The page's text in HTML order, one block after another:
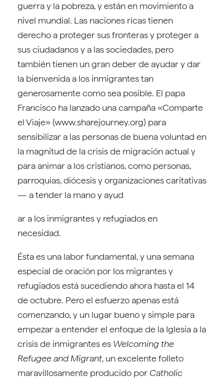
guerra y la pobreza, y están en movimiento a
nivel mundial. Las naciones ricas tienen
derecho a proteger sus fronteras y proteger a
sus ciudadanos y a las sociedades, pero
también tienen un gran deber de ayudar y dar
la bienvenida a los inmigrantes tan
generosamente como sea posible. El papa
Francisco ha lanzado una campaña «Comparte
el Viaje» (www.sharejourney.org) para
sensibilizar a las personas de buena voluntad en
la magnitud de la crisis de migración actual y
para animar a los cristianos, como personas,
parroquias, diócesis y organizaciones caritativas
— a tender la mano y ayud
ar a los inmigrantes y refugiados en
necesidad.
Ésta es una labor fundamental, y una semana
especial de oración por los migrantes y
refugiados está sucediendo ahora hasta el 14
de octubre. Pero el esfuerzo apenas está
comenzando, y un lugar bueno y simple para
empezar a entender el enfoque de la Iglesia a la
crisis de inmigrantes es Welcoming the
Refugee and Migrant, un excelente folleto
maravillosamente producido por Catholic